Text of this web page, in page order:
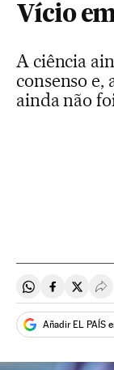
Vício
A ciência
consenso
ainda não
Compartir en
Compartir
Añadir EL PAÍS